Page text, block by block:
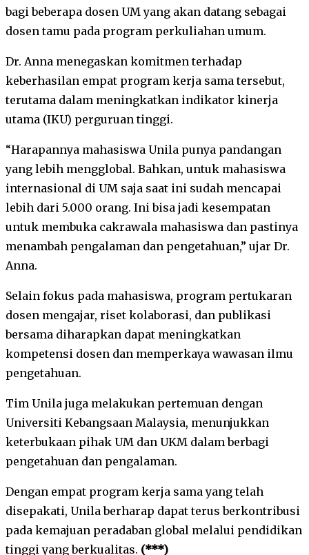
bagi beberapa dosen UM yang akan datang sebagai
dosen tamu pada program perkuliahan umum.
Dr. Anna menegaskan komitmen terhadap
keberhasilan empat program kerja sama tersebut,
terutama dalam meningkatkan indikator kinerja
utama (IKU) perguruan tinggi.
“Harapannya mahasiswa Unila punya pandangan
yang lebih mengglobal. Bahkan, untuk mahasiswa
internasional di UM saja saat ini sudah mencapai
lebih dari 5.000 orang. Ini bisa jadi kesempatan
untuk membuka cakrawala mahasiswa dan pastinya
menambah pengalaman dan pengetahuan,” ujar Dr.
Anna.
Selain fokus pada mahasiswa, program pertukaran
dosen mengajar, riset kolaborasi, dan publikasi
bersama diharapkan dapat meningkatkan
kompetensi dosen dan memperkaya wawasan ilmu
pengetahuan.
Tim Unila juga melakukan pertemuan dengan
Universiti Kebangsaan Malaysia, menunjukkan
keterbukaan pihak UM dan UKM dalam berbagi
pengetahuan dan pengalaman.
Dengan empat program kerja sama yang telah
disepakati, Unila berharap dapat terus berkontribusi
pada kemajuan peradaban global melalui pendidikan
tinggi yang berkualitas. (***)